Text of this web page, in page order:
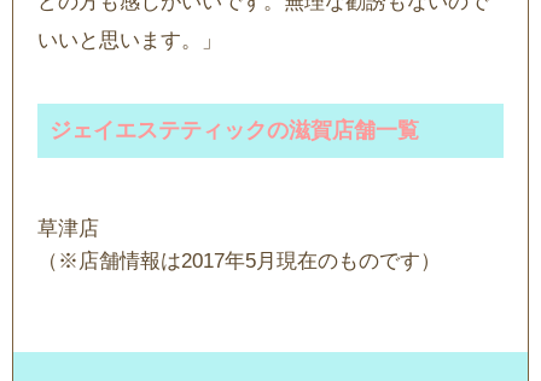
いいと思います。」
ジェイエステティックの滋賀店舗一覧
草津店
（※店舗情報は2017年5月現在のものです）